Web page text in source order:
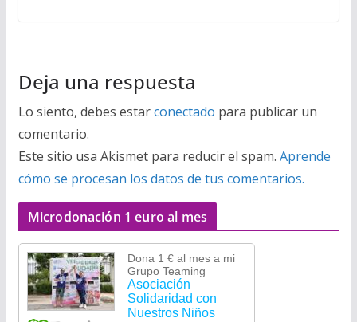
Deja una respuesta
Lo siento, debes estarconectado para publicar un
comentario.
Este sitio usa Akismet para reducir el spam. Aprende
cómo se procesan los datos de tus comentarios.
Microdonación 1 euro al mes